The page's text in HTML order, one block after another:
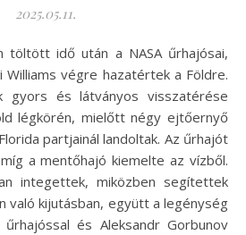
2025.05.11.
Williams végre hazatértek a Földre.
gyors és látványos visszatérése
légkörén, mielőtt négy ejtőernyő
partjainál landoltak. Az űrhajót
a mentőhajó kiemelte az vízből.
integettek, miközben segítettek
való kijutásban, együtt a legénység
és Aleksandr Gorbunov